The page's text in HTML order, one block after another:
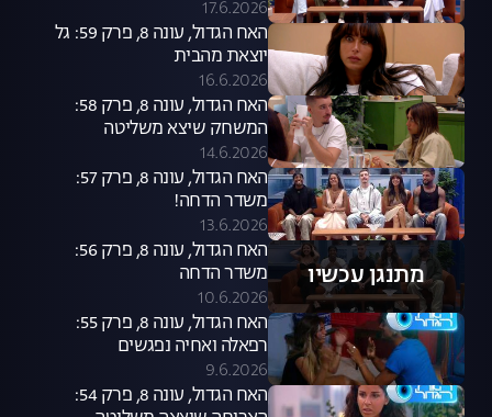
17.6.2026
האח הגדול, עונה 8, פרק 59: גל
יוצאת מהבית
16.6.2026
האח הגדול, עונה 8, פרק 58:
המשחק שיצא משליטה
14.6.2026
האח הגדול, עונה 8, פרק 57:
משדר הדחה!
13.6.2026
מתנגן עכשיו
האח הגדול, עונה 8, פרק 56:
משדר הדחה
10.6.2026
האח הגדול, עונה 8, פרק 55:
רפאלה ואחיה נפגשים
9.6.2026
האח הגדול, עונה 8, פרק 54: